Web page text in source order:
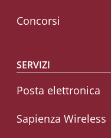
Concorsi
SERVIZI
Posta elettronica
Sapienza Wireless